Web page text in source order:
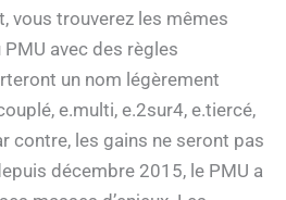
vous trouverez les mêmes
avec des règles
un nom légèrement
e.multi, e.2sur4, e.tiercé,
contre, les gains ne seront pas
décembre 2015, le PMU a